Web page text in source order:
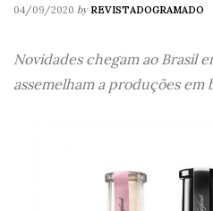
04/09/2020 by REVISTADOGRAMADO
Novidades chegam ao Brasil
assemelham a produções em